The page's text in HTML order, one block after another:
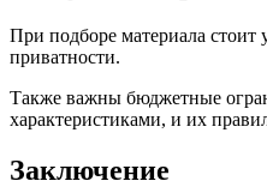
При подборе материала стоит
приватности.
Также важны бюджетные
характеристиками, и их
Заключение